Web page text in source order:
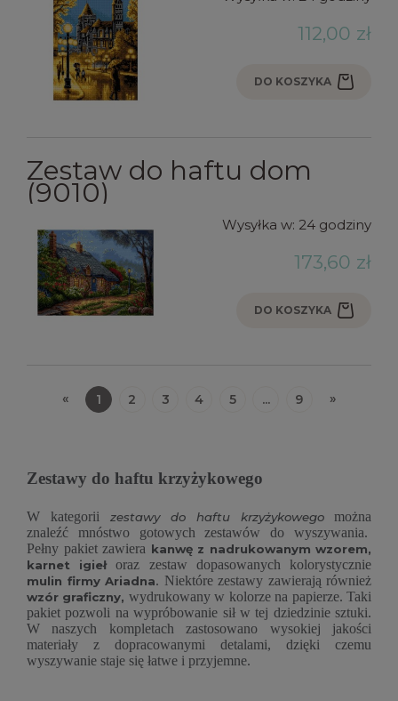
112,00 zł
DO KOSZYKA
Zestaw do haftu dom
(9010)
Wysyłka w: 24 godziny
173,60 zł
DO KOSZYKA
« 1 2 3 4 5 ... 9 »
Zestawy do haftu krzyżykowego
W kategorii zestawy do haftu krzyżykowego
można
znaleźć mnóstwo gotowych zestawów do wyszywania.
Pełny pakiet zawiera kanwę z nadrukowanym wzorem,
karnet igiełoraz zestaw dopasowanych kolorystycznie
mulin firmy Ariadna. Niektóre zestawy zawierają również
wzór graficzny, wydrukowany w kolorze na papierze. Taki
pakiet pozwoli na wypróbowanie sił w tej dziedzinie sztuki.
W naszych kompletach zastosowano wysokiej jakości
materiały z dopracowanymi detalami, dzięki czemu
wyszywanie staje się łatwe i przyjemne.